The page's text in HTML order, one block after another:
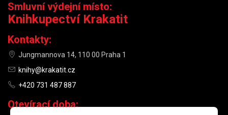
Smluvní výdejní místo:
Knihkupectví Krakatit
Kontakty:
Jungmannova 14, 110 00 Praha 1
knihy@krakatit.cz
+420 731 487 887
Otevírací doba: